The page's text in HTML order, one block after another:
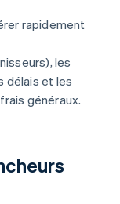
rapidement
les
délais et les
généraux.